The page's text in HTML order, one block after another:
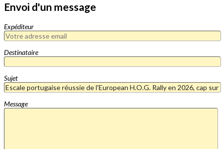
Envoi d'un message
Expéditeur
Destinataire
Sujet
Message